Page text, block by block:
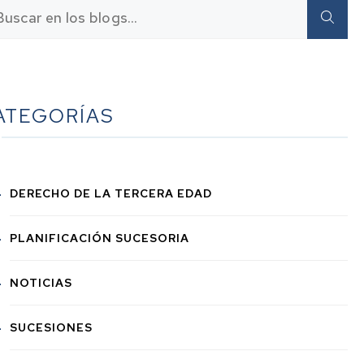
DERECHO DE LA TERCERA EDAD
PLANIFICACIÓN SUCESORIA
NOTICIAS
SUCESIONES